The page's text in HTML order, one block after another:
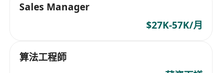
Sales Manager
$27K-57K/月
算法工程師